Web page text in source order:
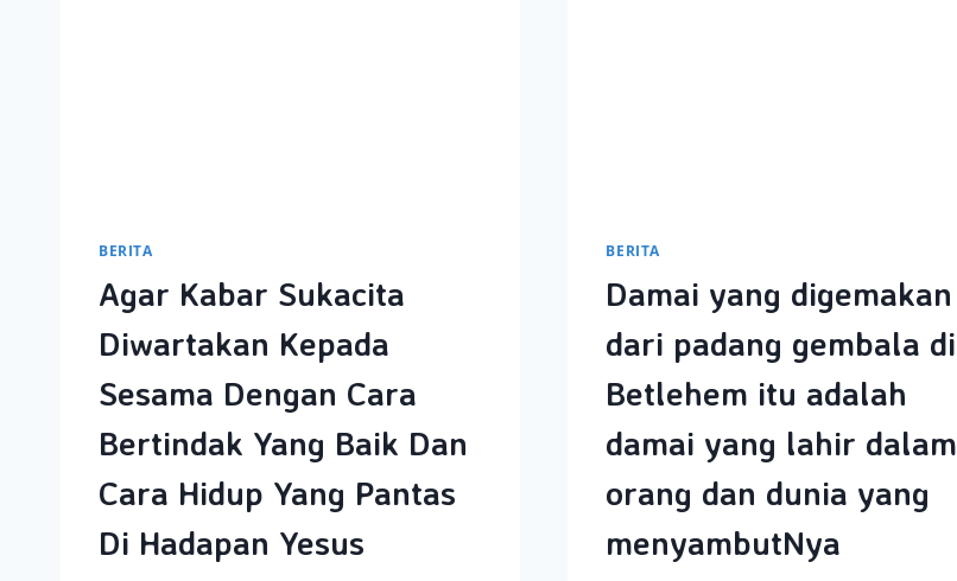
BERITA
Agar Kabar Sukacita
Diwartakan Kepada
Sesama Dengan Cara
Bertindak Yang Baik Dan
Cara Hidup Yang Pantas
Di Hadapan Yesus
BERITA
Damai yang digemakan
dari padang gembala di
Betlehem itu adalah
damai yang lahir dalam
orang dan dunia yang
menyambutNya